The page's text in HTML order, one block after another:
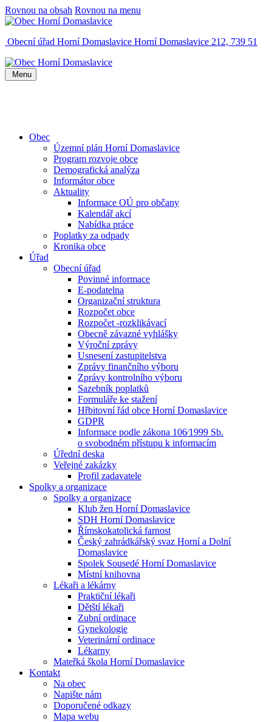
Rovnou na obsah Rovnou na menu
Obecní úřad Horní Domaslavice Horní Domaslavice 212, 739 51
Menu
Obec
Územní plán Horní Domaslavice
Program rozvoje obce
Demografická analýza
Informátor obce
Aktuality
Informace OÚ pro občany
Kalendář akcí
Nabídka práce
Poplatky za odpady
Kronika obce
Úřad
Obecní úřad
Povinné informace
E-podatelna
Organizační struktura
Rozpočet obce
Rozpočet -rozklikávací
Obecně závazné vyhlášky
Výroční zprávy
Usnesení zastupitelstva
Zprávy finančního výboru
Zprávy kontrolního výboru
Sazebník poplatků
Formuláře ke stažení
Hřbitovní řád obce Horní Domaslavice
GDPR
Informace podle zákona 106⁄1999 Sb.
o svobodném přístupu k informacím
Úřední deska
Veřejné zakázky
Profil zadavatele
Spolky a organizace
Spolky a organizace
Klub žen Horní Domaslavice
SDH Horní Domaslavice
Římskokatolická farnost
Český zahrádkářský svaz Horní a Dolní
Domaslavice
Spolek Sousedé Horní Domaslavice
Místní knihovna
Lékaři a lékárny
Praktiční lékaři
Dětští lékaři
Zubní ordinace
Gynekologie
Veterinární ordinace
Lékarny
Mateřká škola Horní Domaslavice
Kontakt
Na obec
Napište nám
Doporučené odkazy
Mapa webu